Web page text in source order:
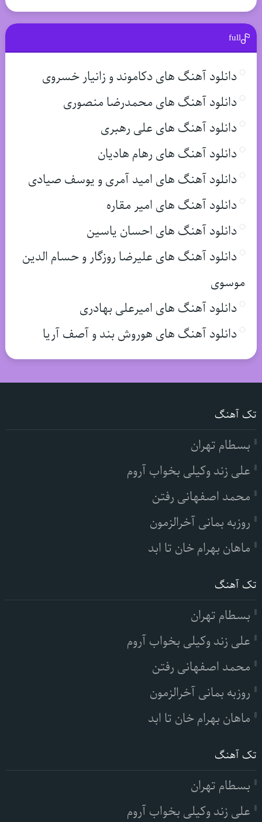
full
دانلود آهنگ های دکاموند و زانیار خسروی
دانلود آهنگ های محمدرضا منصوری
دانلود آهنگ های علی رهبری
دانلود آهنگ های رهام هادیان
دانلود آهنگ های امید آمری و یوسف صیادی
دانلود آهنگ های امیر مقاره
دانلود آهنگ های احسان یاسین
دانلود آهنگ های علیرضا روزگار و حسام الدین
موسوی
دانلود آهنگ های امیرعلی بهادری
دانلود آهنگ های هوروش بند و آصف آریا
تک آهنگ
بسطام تهران
علی زند وکیلی بخواب آروم
محمد اصفهانی رفتن
روزبه بمانی آخرالزمون
ماهان بهرام خان تا ابد
تک آهنگ
بسطام تهران
علی زند وکیلی بخواب آروم
محمد اصفهانی رفتن
روزبه بمانی آخرالزمون
ماهان بهرام خان تا ابد
تک آهنگ
بسطام تهران
علی زند وکیلی بخواب آروم